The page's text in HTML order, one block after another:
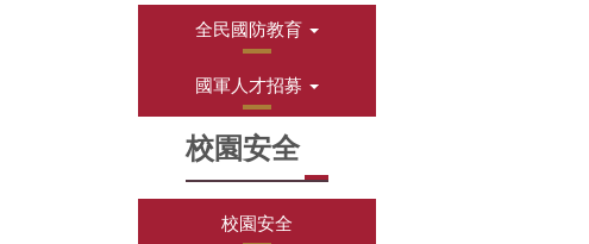
全民國防教育
國軍人才招募
校園安全
校園安全